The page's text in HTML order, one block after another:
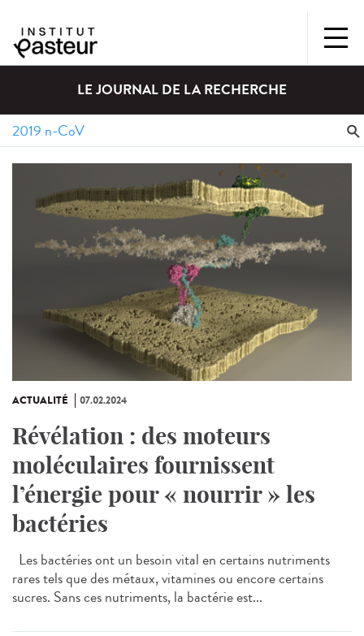
LE JOURNAL DE LA RECHERCHE
ACTUALITÉ 07.02.2024
Révélation : des moteurs
moléculaires fournissent
l’énergie pour « nourrir » les
bactéries
Les bactéries ont un besoin vital en certains nutriments
rares tels que des métaux, vitamines ou encore certains
sucres. Sans ces nutriments, la bactérie est...